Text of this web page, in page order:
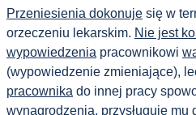
Przeniesienia dokonuje się w
orzeczeniu lekarskim. Nie jest
wypowiedzenia pracownikowi
(wypowiedzenie zmieniające),
pracownika do innej pracy
wynagrodzenia, przysługuje mu